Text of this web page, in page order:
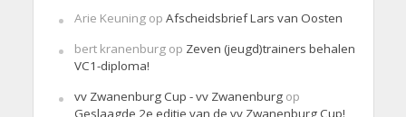
Arie Keuningop Afscheidsbrief Lars van Oosten
bert kranenburgop Zeven (jeugd)trainers behalen
VC1-diploma!
vv Zwanenburg Cup - vv Zwanenburgop
Geslaagde 2e editie van de vv Zwanenburg Cup!